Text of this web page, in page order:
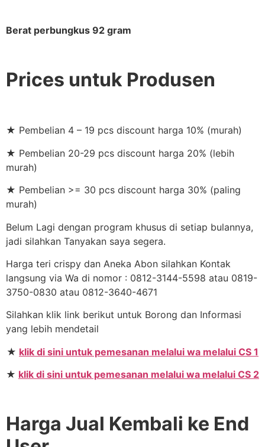
Berat perbungkus 92 gram
Prices untuk Produsen
★ Pembelian 4 – 19 pcs discount harga 10% (murah)
★ Pembelian 20-29 pcs discount harga 20% (lebih
murah)
★ Pembelian >= 30 pcs discount harga 30% (paling
murah)
Belum Lagi dengan program khusus di setiap bulannya,
jadi silahkan Tanyakan saya segera.
Harga teri crispy dan Aneka Abon silahkan Kontak
langsung via Wa di nomor : 0812-3144-5598 atau 0819-
3750-0830 atau 0812-3640-4671
Silahkan klik link berikut untuk Borong dan Informasi
yang lebih mendetail
★ klik di sini untuk pemesanan melalui wa melalui CS 1
★ klik di sini untuk pemesanan melalui wa melalui CS 2
Harga Jual Kembali ke End